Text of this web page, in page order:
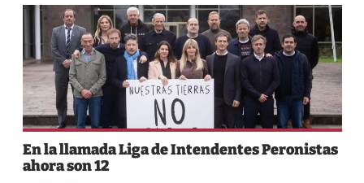
En la llamada Liga de Intendentes Peronistas
ahora son 12